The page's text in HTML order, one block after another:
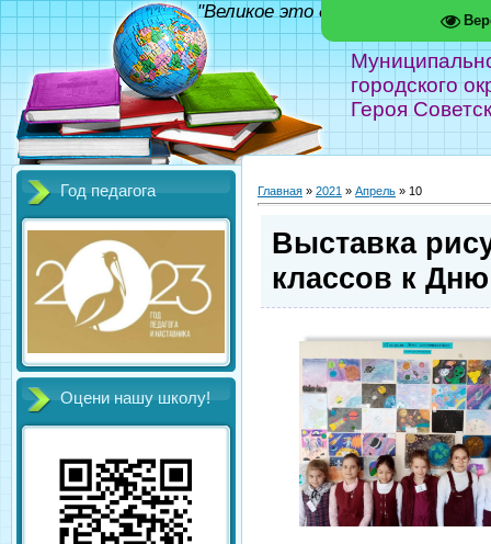
городского
Героя
"Великое это дело - школа!"
Год педагога
Оцени нашу школу!
Главная » 2021 » Апрель » 10
Выставка
классов к